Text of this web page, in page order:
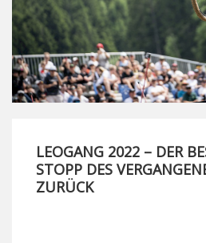
LEOGANG 2022 – DER
STOPP DES
ZURÜCK